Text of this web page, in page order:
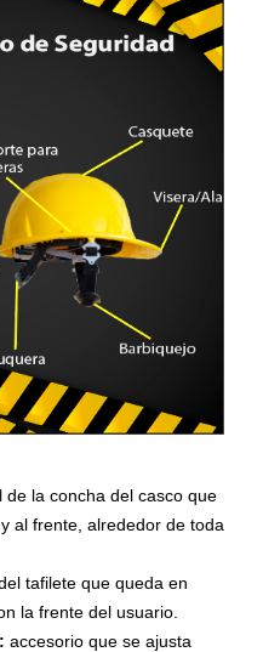
de la concha del casco que
al frente, alrededor de toda
tafilete que queda en
la frente del usuario.
accesorio que se ajusta